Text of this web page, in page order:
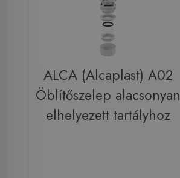
ALCA (Alcaplast) A02
Öblítőszelep alacsonyan
elhelyezett tartályhoz